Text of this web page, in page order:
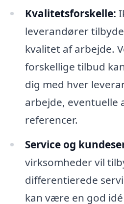
Kvalitetsforskelle:
leverandører
kvalitet af arbejde.
forskellige tilbud
dig med hver
arbejde, eventuelle
referencer.
Service og
virksomheder vil
differentierede
kan være en god